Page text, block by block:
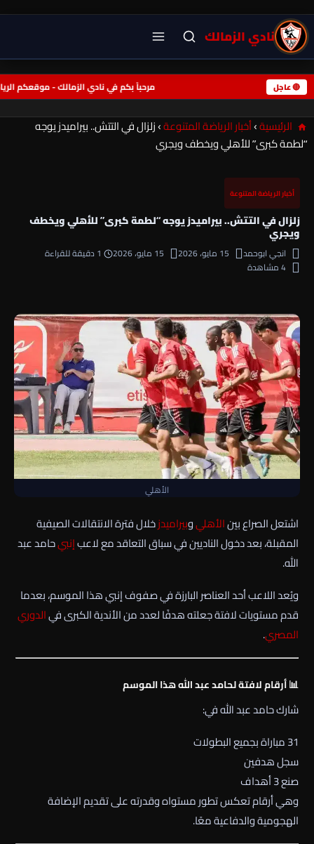
نادي الزمالك
🔴 عاجل مرحباً بكم في نادي الزمالك - موقعكم
الرئيسية›أخبار الرياضة المتنوعة›زلزال في التتش.. بيراميدز يوجه
“لطمة كبرى” للأهلي ويخطف ويجري
أخبار الرياضة المتنوعة
زلزال في التتش.. بيراميدز يوجه “لطمة كبرى” للأهلي ويخطف
ويجري
انجي ابوحمد 15 مايو، 2026 15 مايو، 2026
1 دقيقة للقراءة
4 مشاهدة
الأهلي
اشتعل الصراع بينالأهليوبيراميدزخلال فترة الانتقالات الصيفية
المقبلة، بعد دخول الناديين في سباق التعاقد مع لاعبإنبيحامد عبد
الله.
ويُعد اللاعب أحد العناصر البارزة في صفوف إنبي هذا الموسم، بعدما
قدم مستويات لافتة جعلته هدفًا لعدد من الأندية الكبرى فيالدوري
المصري.
📊 أرقام لافتة لحامد عبد الله هذا الموسم
شارك حامد عبد الله في:
31 مباراة بجميع البطولات
سجل هدفين
صنع 3 أهداف
وهي أرقام تعكس تطور مستواه وقدرته على تقديم الإضافة
الهجومية والدفاعية معًا.